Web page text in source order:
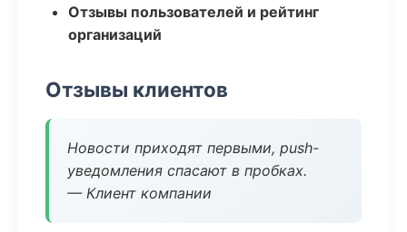
Отзывы пользователей и рейтинг
организаций
Отзывы клиентов
Новости приходят первыми, push-
уведомления спасают в пробках.
— Клиент компании